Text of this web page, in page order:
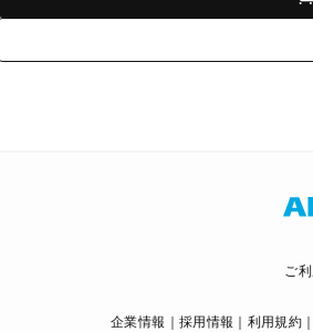
ご
企業情報 採用情報 利用規約